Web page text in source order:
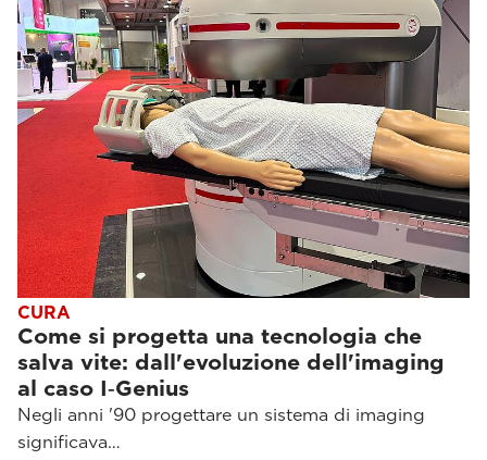
CURA
Come si progetta una tecnologia che
salva vite: dall'evoluzione dell'imaging
al caso I‑Genius
Negli anni '90 progettare un sistema di imaging
significava…